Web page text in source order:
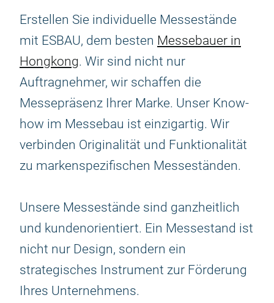
Erstellen Sie individuelle Messestände
mit ESBAU, dem besten Messebauer in
Hongkong. Wir sind nicht nur
Auftragnehmer, wir schaffen die
Messepräsenz Ihrer Marke. Unser Know-
how im Messebau ist einzigartig. Wir
verbinden Originalität und Funktionalität
zu markenspezifischen Messeständen.
Unsere Messestände sind ganzheitlich
und kundenorientiert. Ein Messestand ist
nicht nur Design, sondern ein
strategisches Instrument zur Förderung
Ihres Unternehmens.